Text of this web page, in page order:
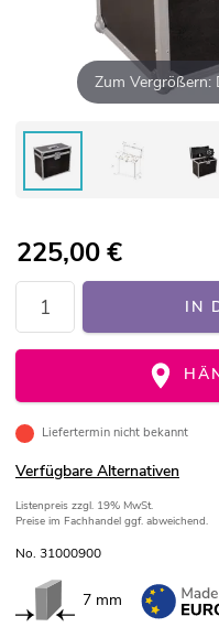
Zum Vergrößern:
225,00€
IN
Liefertermin nicht bekannt
Verfügbare Alternativen
Listenpreis zzgl. 19% MwSt.
Preise im Fachhandel ggf. abweichend.
No. 31000900
7 mm